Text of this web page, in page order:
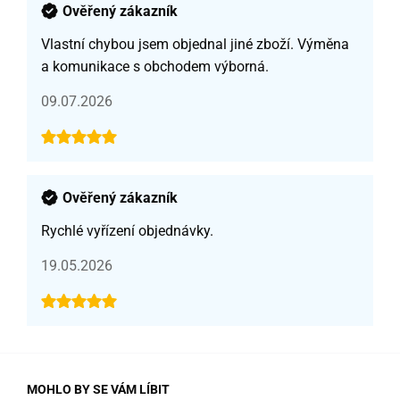
Ověřený zákazník
Vlastní chybou jsem objednal jiné zboží. Výměna
a komunikace s obchodem výborná.
09.07.2026
Ověřený zákazník
Rychlé vyřízení objednávky.
19.05.2026
MOHLO BY SE VÁM LÍBIT